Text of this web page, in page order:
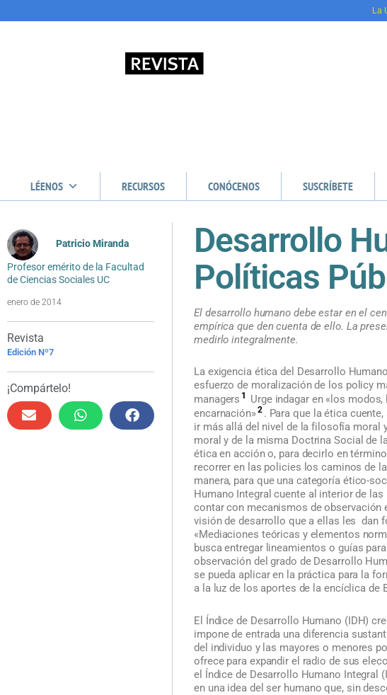
La
LÉENOS RECURSOS CONÓCENOS SUSCRÍBETE
Patricio Miranda
Profesor emérito de la Facultad
de Ciencias Sociales UC
enero de 2014
Revista
Edición Nº7
¡Compártelo!
Desarrollo
Políticas
El desarrollo humano debe estar en el
empírica que den cuenta de ello. La
medirlo integralmente.
La exigencia ética del Desarrollo
esfuerzo de moralización de los policy
managers 1
Urge indagar en «los
encarnación»2 . Para que la ética
ir más allá del nivel de la filosofía
moral y de la misma Doctrina Social de
ética en acción o, para decirlo en
recorrer en las policies los caminos de
manera, para que una categoría ético-
Humano Integral cuente al interior de
contar con mecanismos de observación
visión de desarrollo que a ellas les dan
«Mediaciones teóricas y elementos
busca entregar lineamientos o guías
observación del grado de Desarrollo
se pueda aplicar en la práctica para la
a la luz de los aportes de la encíclica de
El Índice de Desarrollo Humano (IDH)
impone de entrada una diferencia
del individuo y las mayores o menores
ofrece para expandir el radio de sus
el Índice de Desarrollo Humano Integral
en una idea del ser humano que, sin